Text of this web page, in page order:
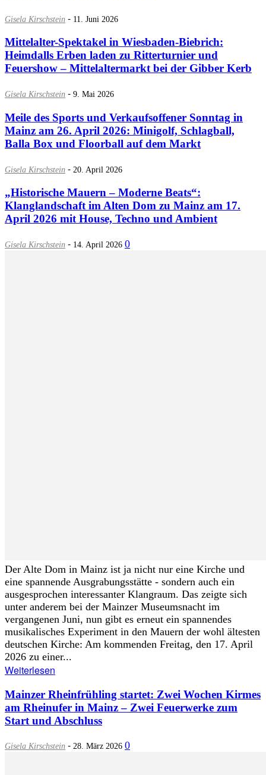
Gisela Kirschstein - 11. Juni 2026
Mittelalter-Spektakel in Wiesbaden-Biebrich:
Heimdalls Erben laden zu Ritterturnier und
Feuershow – Mittelaltermarkt bei der Gibber Kerb
Gisela Kirschstein - 9. Mai 2026
Meile des Sports und Verkaufsoffener Sonntag in
Mainz am 26. April 2026: Minigolf, Schlagball,
Balla Box und Floorball auf dem Markt
Gisela Kirschstein - 20. April 2026
„Historische Mauern – Moderne Beats“:
Klanglandschaft im Alten Dom zu Mainz am 17.
April 2026 mit House, Techno und Ambient
Gisela Kirschstein - 14. April 2026 0
Der Alte Dom in Mainz ist ja nicht nur eine Kirche und
eine spannende Ausgrabungsstätte - sondern auch ein
ausgesprochen interessanter Klangraum. Das zeigte sich
unter anderem bei der Mainzer Museumsnacht im
vergangenen Juni, nun gibt es erneut ein spannendes
musikalisches Experiment in den Mauern der wohl ältesten
deutschen Kirche: Am kommenden Freitag, den 17. April
2026 zu einer...
Weiterlesen
Mainzer Rheinfrühling startet: Zwei Wochen Kirmes
am Rheinufer in Mainz – Zwei Feuerwerke zum
Start und Abschluss
Gisela Kirschstein - 28. März 2026 0